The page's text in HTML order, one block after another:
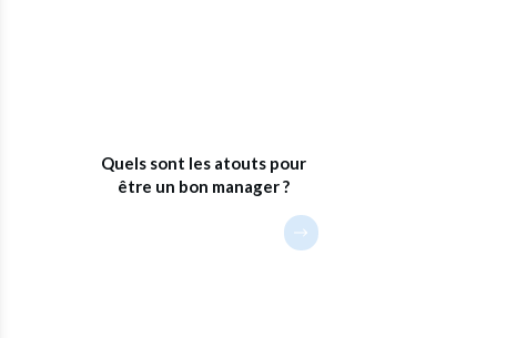
Quels sont les atouts pour
être un bon manager ?